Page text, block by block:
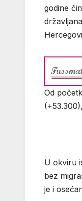
godine
Od
U okviru
bez
je i